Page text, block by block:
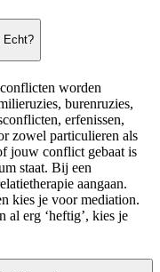
Echt?
worden
burenruzies,
erfenissen,
zowel particulieren als
jouw conflict gebaat is
staat. Bij een
aangaan.
kies je voor mediation.
al erg ‘heftig’, kies je